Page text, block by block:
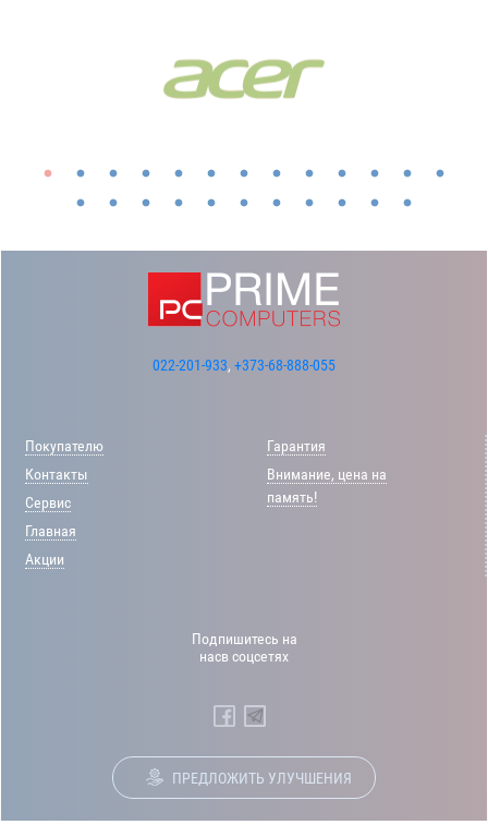
022-201-933, +373-68-888-055
Покупателю
Контакты
Сервис
Главная
Акции
Гарантия
Внимание, цена на
память!
Подпишитесь на
насв соцсетях
ПРЕДЛОЖИТЬ УЛУЧШЕНИЯ